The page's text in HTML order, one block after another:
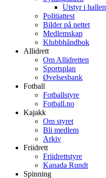
Utstyr i hallen
Politiattest
Bilder på nettet
Medlemskap
Klubbhåndbok
Allidrett
Om Allidretten
Sportsplan
Øvelsesbank
Fotball
Fotballstyre
Fotball.no
Kajakk
Om styret
Bli medlem
Arkiv
Friidrett
Friidrettstyre
Kanada Rundt
Spinning